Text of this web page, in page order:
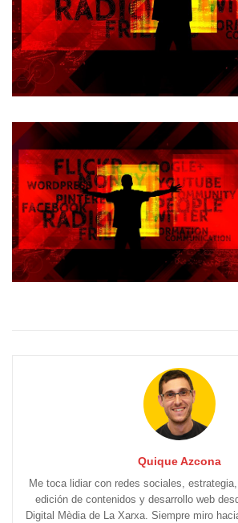
Quique Azcona
Me toca lidiar con redes sociales,
edición de contenidos y desarrollo web
Digital Mèdia de La Xarxa. Siempre miro